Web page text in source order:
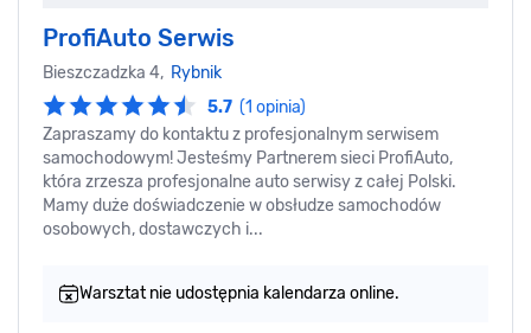
ProfiAuto Serwis
Bieszczadzka 4, Rybnik
5.7 (1 opinia)
Zapraszamy do kontaktu z profesjonalnym serwisem
samochodowym! Jesteśmy Partnerem sieci ProfiAuto,
która zrzesza profesjonalne auto serwisy z całej Polski.
Mamy duże doświadczenie w obsłudze samochodów
osobowych, dostawczych i...
Warsztat nie udostępnia kalendarza online.